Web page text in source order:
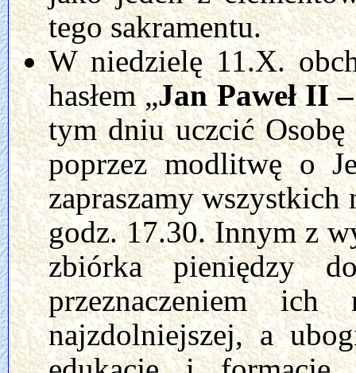
tego sakramentu.
W niedzielę 11.X.
hasłem „Jan Paweł II
tym dniu uczcić Osobę
poprzez modlitwę o
zapraszamy wszystkich
godz. 17.30. Innym z
zbiórka pieniędzy
przeznaczeniem
najzdolniejszej, a